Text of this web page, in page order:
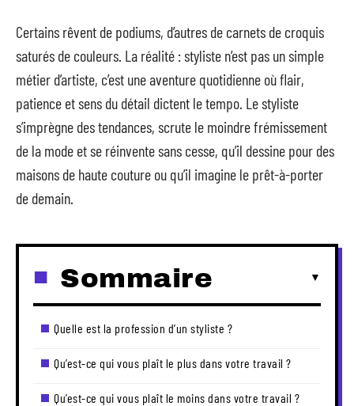
Certains rêvent de podiums, d’autres de carnets de croquis
saturés de couleurs. La réalité : styliste n’est pas un simple
métier d’artiste, c’est une aventure quotidienne où flair,
patience et sens du détail dictent le tempo. Le styliste
s’imprègne des tendances, scrute le moindre frémissement
de la mode et se réinvente sans cesse, qu’il dessine pour des
maisons de haute couture ou qu’il imagine le prêt-à-porter
de demain.
Sommaire
Quelle est la profession d’un styliste ?
Qu’est-ce qui vous plaît le plus dans votre travail ?
Qu’est-ce qui vous plaît le moins dans votre travail ?